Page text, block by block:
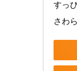
すっ
さわ